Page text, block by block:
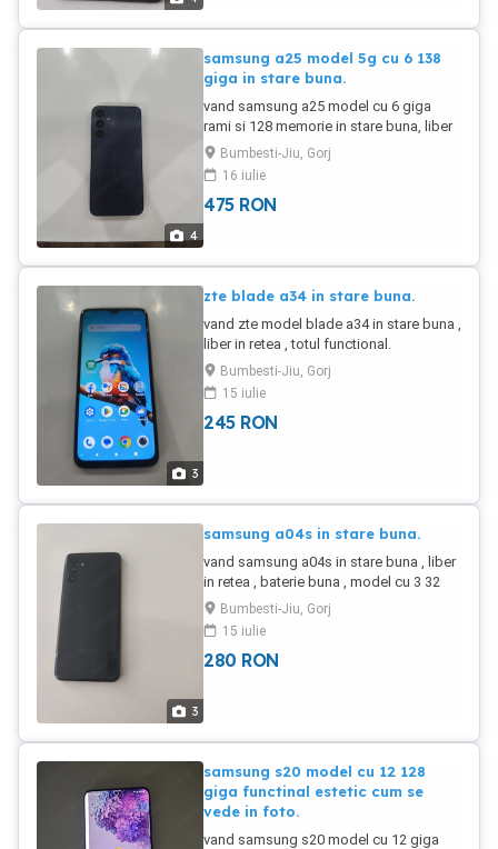
4
samsung a25 model 5g cu 6 138
giga in stare buna.
vand samsung a25 model cu 6 giga
rami si 128 memorie in stare buna, liber
in retea , totul functional.
Bumbesti-Jiu, Gorj
16 iulie
475 RON
3
zte blade a34 in stare buna.
vand zte model blade a34 in stare buna ,
liber in retea , totul functional.
Bumbesti-Jiu, Gorj
15 iulie
245 RON
3
samsung a04s in stare buna.
vand samsung a04s in stare buna , liber
in retea , baterie buna , model cu 3 32
giga.Bumbesti-Jiu, Gorj
15 iulie
280 RON
samsung s20 model cu 12 128
giga functinal estetic cum se
vede in foto.
vand samsung s20 model cu 12 giga